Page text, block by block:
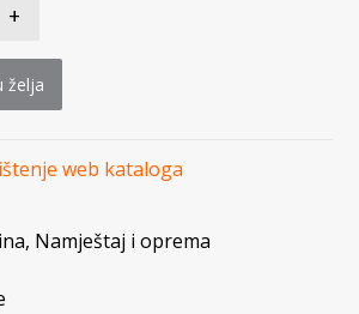
+
želja
web kataloga
, Namještaj i oprema